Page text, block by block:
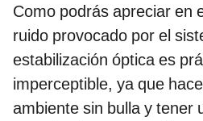
Como podrás apreciar en
ruido provocado por el
estabilización óptica es
imperceptible, ya que
ambiente sin bulla y tener